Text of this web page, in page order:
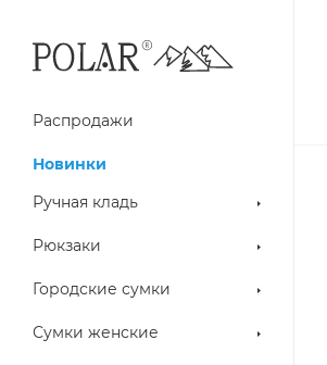
Распродажи
Новинки
Ручная кладь
Рюкзаки
Городские сумки
Сумки женские